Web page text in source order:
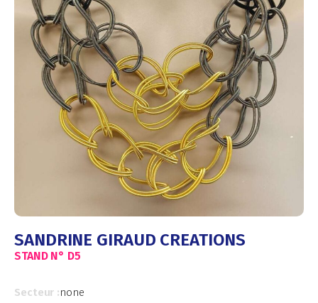
SANDRINE GIRAUD CREATIONS
STAND N° D5
Secteur :none